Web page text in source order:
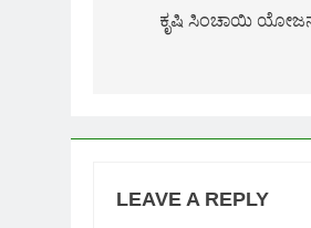
navigation
ಕೃಷಿ ಸಿಂಚಾಯಿ
LEAVE A REPLY